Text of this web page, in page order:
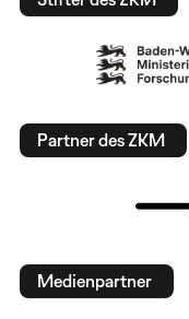
Partner des ZKM
Medienpartner